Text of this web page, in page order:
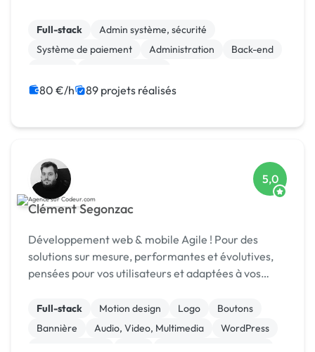
Full-stack
Admin système, sécurité
Système de paiement
Administration
Back-end
Création de site internet
Integration HTML
80 €/h 89 projets réalisés
Clément Segonzac
5,0
Développement web & mobile Agile ! Pour des
solutions sur mesure, performantes et évolutives,
pensées pour vos utilisateurs et adaptées à vos
Full-stack Motion design Logo
Boutons
Bannière
Audio, Video, Multimedia
WordPress